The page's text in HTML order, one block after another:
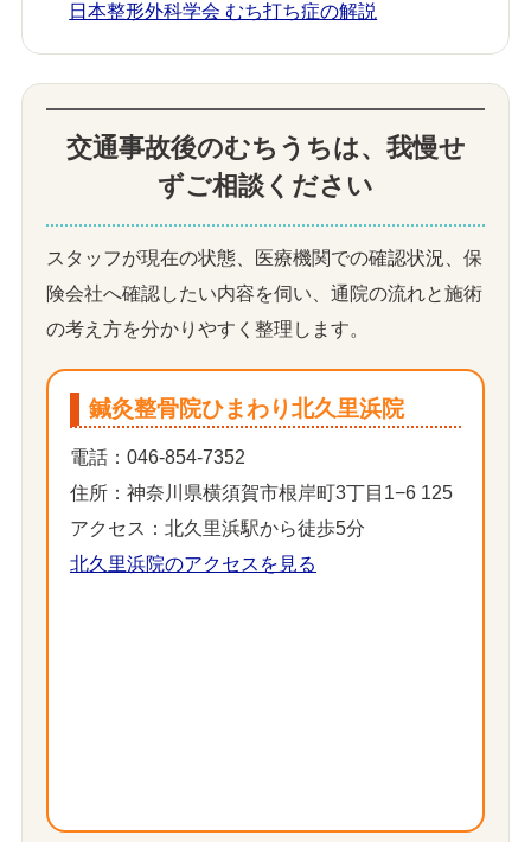
日本整形外科学会 むち打ち症の解説
交通事故後のむちうちは、我慢せ
ずご相談ください
スタッフが現在の状態、医療機関での確認状況、保
険会社へ確認したい内容を伺い、通院の流れと施術
の考え方を分かりやすく整理します。
鍼灸整骨院ひまわり北久里浜院
電話：046-854-7352
住所：神奈川県横須賀市根岸町3丁目1−6 125
アクセス：北久里浜駅から徒歩5分
北久里浜院のアクセスを見る